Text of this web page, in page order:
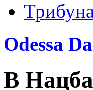
Odessa
В